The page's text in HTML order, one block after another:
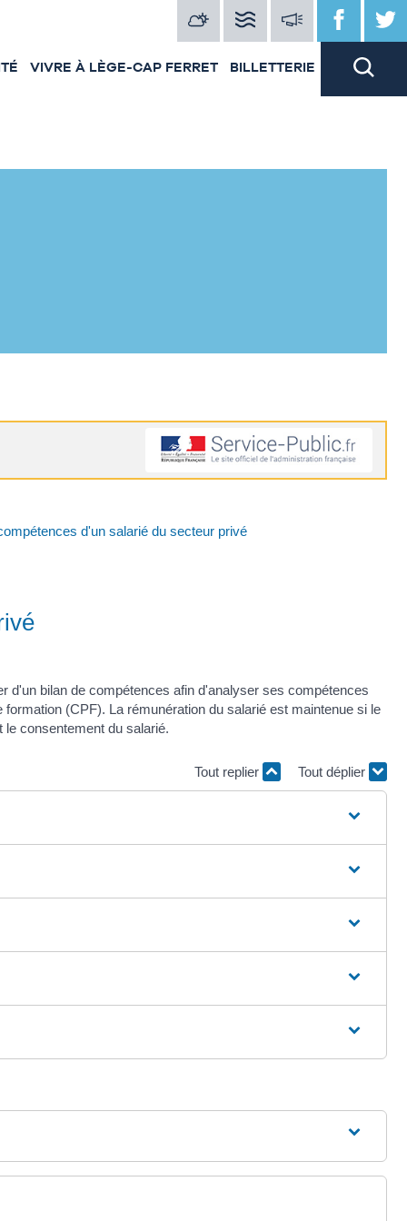
VIVRE À LÈGE-CAP FERRET BILLETTERIE
d'un salarié du secteur privé
d'un bilan de compétences afin d'analyser ses compétences
(CPF). La rémunération du salarié est maintenue si le
le consentement du salarié.
Tout replier Tout déplier